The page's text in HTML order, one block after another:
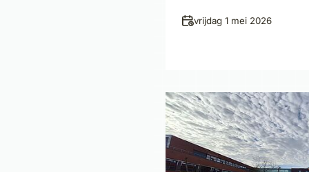
Datum
vrijdag 1 mei 2026